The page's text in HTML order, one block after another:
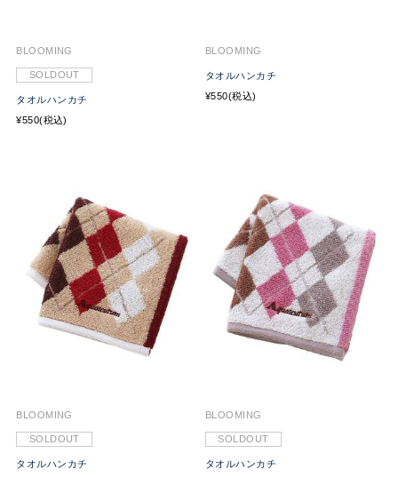
BLOOMING
SOLDOUT
タオルハンカチ
¥550(税込)
BLOOMING
タオルハンカチ
¥550(税込)
BLOOMING
SOLDOUT
タオルハンカチ
BLOOMING
SOLDOUT
タオルハンカチ